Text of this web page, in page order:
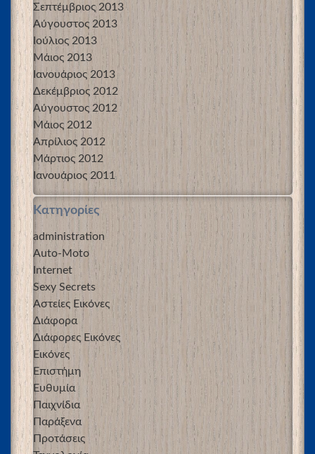
Σεπτέμβριος 2013
Αύγουστος 2013
Ιούλιος 2013
Μάιος 2013
Ιανουάριος 2013
Δεκέμβριος 2012
Αύγουστος 2012
Μάιος 2012
Απρίλιος 2012
Μάρτιος 2012
Ιανουάριος 2011
Kατηγορίες
administration
Auto-Moto
Internet
Sexy Secrets
Αστείες Εικόνες
Διάφορα
Διάφορες Εικόνες
Εικόνες
Επιστήμη
Ευθυμία
Παιχνίδια
Παράξενα
Προτάσεις